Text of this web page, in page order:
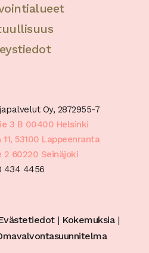
Oy, 2872955-7
3 B 00400 Helsinki
53100 Lappeenranta
2 60220 Seinäjoki
434 4456
| Kokemuksia|